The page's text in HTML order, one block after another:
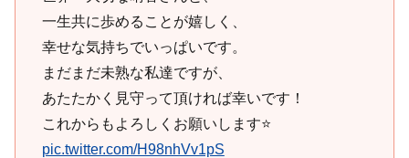
一生共に歩めることが嬉しく、
幸せな気持ちでいっぱいです。
まだまだ未熟な私達ですが、
あたたかく見守って頂ければ幸いです！
これからもよろしくお願いします⭐️
pic.twitter.com/H98nhVv1pS